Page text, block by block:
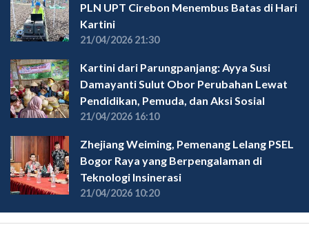
PLN UPT Cirebon Menembus Batas di Hari
Kartini
21/04/2026 21:30
Kartini dari Parungpanjang: Ayya Susi
Damayanti Sulut Obor Perubahan Lewat
Pendidikan, Pemuda, dan Aksi Sosial
21/04/2026 16:10
Zhejiang Weiming, Pemenang Lelang PSEL
Bogor Raya yang Berpengalaman di
Teknologi Insinerasi
21/04/2026 10:20